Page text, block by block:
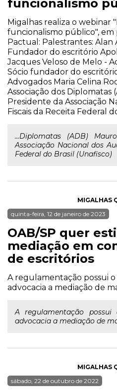
funcionalismo
Migalhas realiza o webinar
funcionalismo público", em
Pactual: Palestrantes: Alan
Fundador do escritório
Jacques Veloso de Melo -
Sócio fundador do
Advogados Maria Celina
Associação dos Diplomatas
Presidente da Associação
Fiscais da Receita Federal
...Diplomatas (ADB)
Associação Nacional dos
Federal do Brasil (Unafisco)
MIGALHAS
quinta-feira, 12 de janeiro de 2023
OAB/SP quer
mediação em
de escritórios
A regulamentação possui
advocacia a mediação de
A regulamentação
advocacia a mediação de
MIGALHAS
sábado, 22 de outubro de 2022